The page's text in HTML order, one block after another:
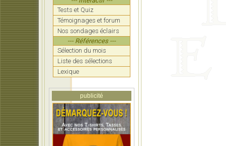
Tests et Quiz
Témoignages et forum
Nos sondages éclairs
--- Références ---
Sélection du mois
Liste des sélections
Lexique
publicité